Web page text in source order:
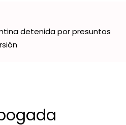
detenida por presuntos